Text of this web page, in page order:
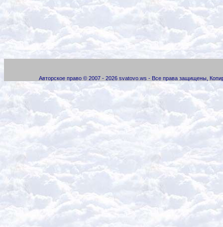
Авторское право © 2007 - 2026 svatovo.ws - Все права защищены,